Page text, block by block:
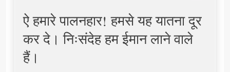
ऐ हमारे पालनहार! हमसे यह यातना दूर
कर दे। निःसंदेह हम ईमान लाने वाले
हैं।